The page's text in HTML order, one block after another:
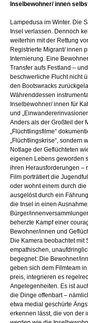
Inselbewohner/ innen
Lampedusa im Winter. Die
Insel verlassen. Dennoch
weiterhin mit der Rettung
Registrierte Migrant/ innen
Internierung. Eine
Transfer aufs Festland –
beschwerliche Flucht nicht
den Bootswracks
Währenddessen
Inselbewohner/ innen für
und
Anders als der Großteil der
„Flüchtlingsfilme“
„Flüchtlingskrise“, sondern
Notlage der Geflüchteten
eigenen Lebens geworden
ihren Herausforderungen –
Film porträtiert die
oder wohnt einem durch
ausgelöst durch ein
die Insel in einen
Bürger/
beherzte Kampf einer
Bewohner/innen und
Die Kamera beobachtet mit
empathischen,
begegnet: Die Bewohner/
geben sich dem Filmteam
preis, integrieren es
Angelegenheiten. Es ist
die Dinge offenbart –
etwa medial geschürte
erkennen lässt, die von der